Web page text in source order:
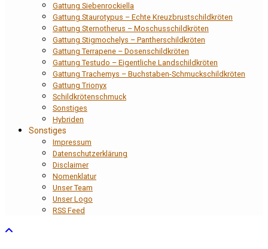
Gattung Siebenrockiella
Gattung Staurotypus – Echte Kreuzbrustschildkröten
Gattung Sternotherus – Moschusschildkröten
Gattung Stigmochelys – Pantherschildkröten
Gattung Terrapene – Dosenschildkröten
Gattung Testudo – Eigentliche Landschildkröten
Gattung Trachemys – Buchstaben-Schmuckschildkröten
Gattung Trionyx
Schildkrötenschmuck
Sonstiges
Hybriden
Sonstiges
Impressum
Datenschutzerklärung
Disclaimer
Nomenklatur
Unser Team
Unser Logo
RSS Feed